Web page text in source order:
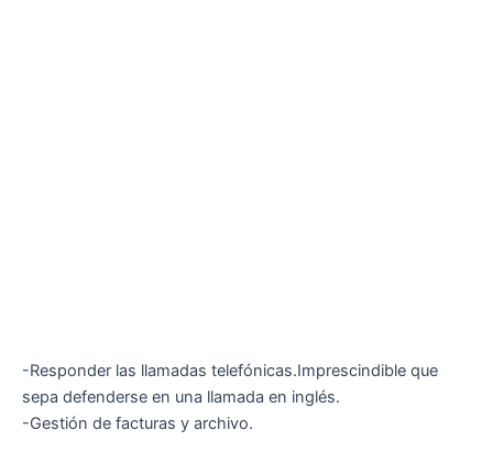
-Responder las llamadas telefónicas.Imprescindible que
sepa defenderse en una llamada en inglés.
-Gestión de facturas y archivo.